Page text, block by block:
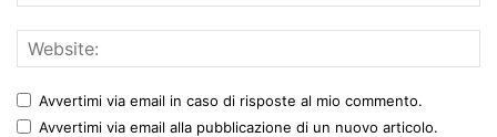
Avvertimi via email in caso di risposte al mio commento.
Avvertimi via email alla pubblicazione di un nuovo articolo.